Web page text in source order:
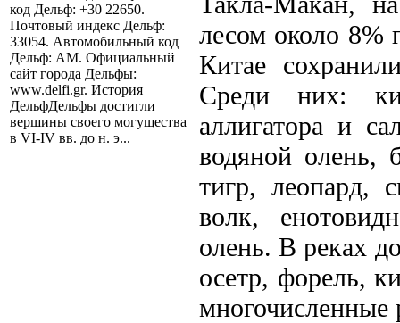
код Дельф: +30 22650.
Почтовый индекс Дельф:
33054. Автомобильный код
Дельф: AM. Официальный
сайт города Дельфы:
www.delfi.gr. История
ДельфДельфы достигли
вершины своего могущества
в VI-IV вв. до н. э...
лесом около 8%
Китае
Среди них:
аллигатора и
водяной олень,
тигр, леопард,
волк,
олень. В реках
осетр, форель,
многочисленные